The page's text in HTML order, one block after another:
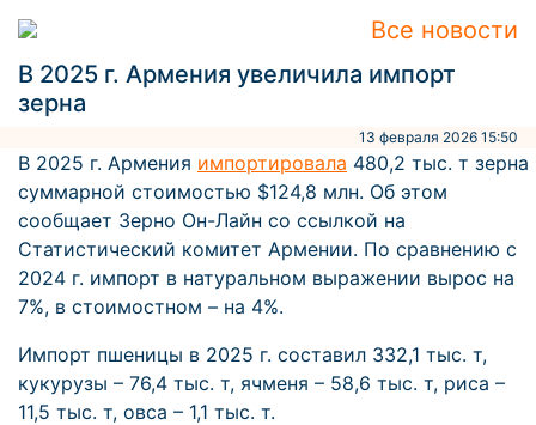
Все новости
В 2025 г. Армения увеличила импорт
зерна
13 февраля 2026 15:50
В 2025 г. Армения импортировала 480,2 тыс. т зерна
суммарной стоимостью $124,8 млн. Об этом
сообщает Зерно Он-Лайн со ссылкой на
Статистический комитет Армении. По сравнению с
2024 г. импорт в натуральном выражении вырос на
7%, в стоимостном – на 4%.
Импорт пшеницы в 2025 г. составил 332,1 тыс. т,
кукурузы – 76,4 тыс. т, ячменя – 58,6 тыс. т, риса –
11,5 тыс. т, овса – 1,1 тыс. т.